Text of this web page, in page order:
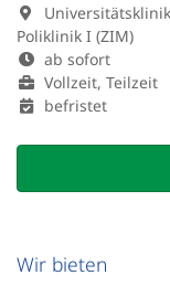
Poliklinik I (ZIM)
ab sofort
Vollzeit, Teilzeit
befristet
Wir bieten